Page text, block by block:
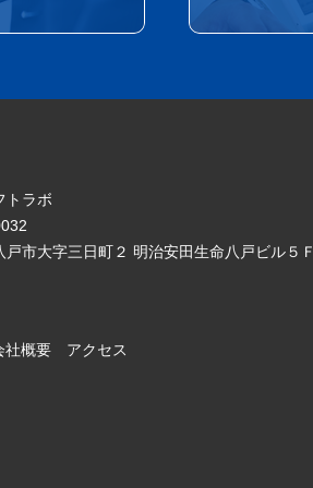
トラボ
戸市大字三日町２ 明治安田生命八戸ビル５Ｆ
社概要 アクセス